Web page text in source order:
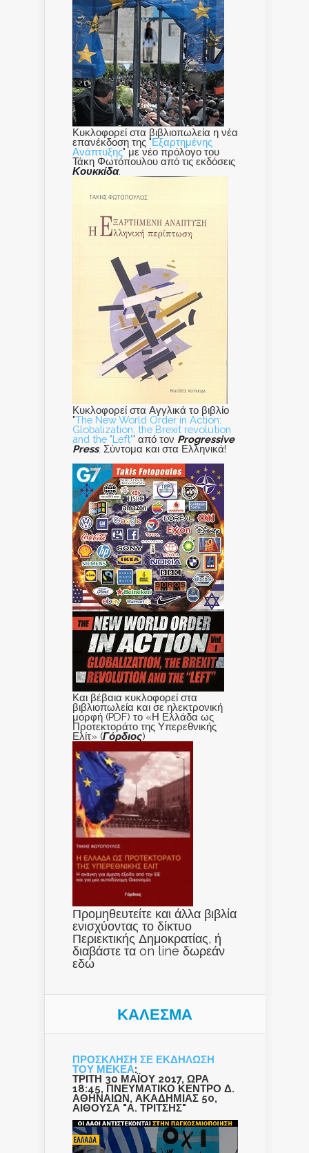
Κυκλοφορεί στα βιβλιοπωλεία η νέα
επανέκδοση της "Εξαρτημένης
Ανάπτυξης" με νέο πρόλογο του
Τάκη Φωτόπουλου από τις εκδόσεις
Κουκκίδα.
Κυκλοφορεί στα Αγγλικά το βιβλίο
"The New World Order in Action:
Globalization, the Brexit revolution
and the "Left"' από τον Progressive
Press. Σύντομα και στα Ελληνικά!
Και βέβαια κυκλοφορεί στα
βιβλιοπωλεία και σε ηλεκτρονική
μορφή (PDF) το «Η Ελλάδα ως
Προτεκτοράτο της Υπερεθνικής
Ελίτ» (Γόρδιος)
Προμηθευτείτε και άλλα βιβλία
ενισχύοντας το δίκτυο
Περιεκτικής Δημοκρατίας, ή
διαβάστε τα on line δωρεάν
εδώ
ΚΑΛΕΣΜΑ
ΠΡΟΣΚΛΗΣΗ ΣΕ ΕΚΔΗΛΩΣΗ
ΤΟΥ ΜΕΚΕΑ:
ΤΡΙΤΗ 30 ΜΑΪΟΥ 2017, ΩΡΑ
18:45, ΠΝΕΥΜΑΤΙΚΟ ΚΕΝΤΡΟ Δ.
ΑΘΗΝΑΙΩΝ, ΑΚΑΔΗΜΙΑΣ 50,
ΑΙΘΟΥΣΑ "Α. ΤΡΙΤΣΗΣ"